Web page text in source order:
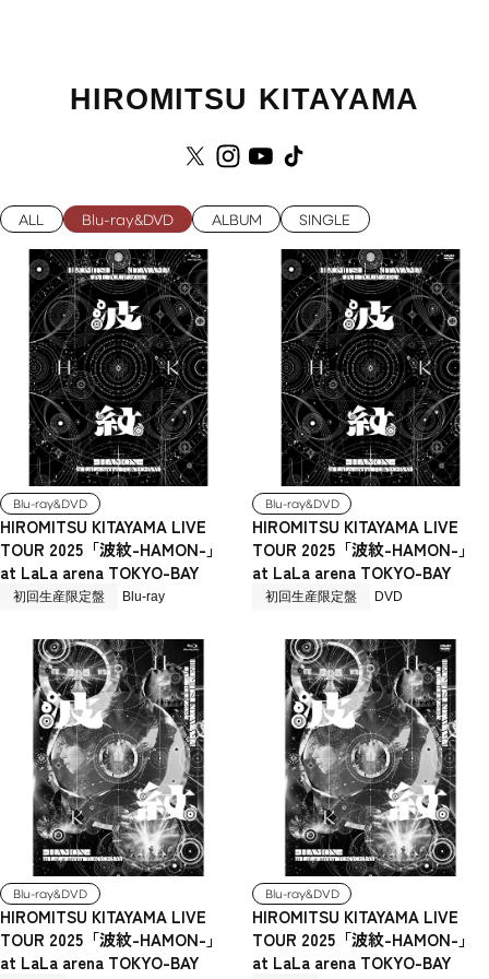
HIROMITSU KITAYAMA
ALL Blu-ray&DVD ALBUM SINGLE
Blu-ray&DVD
HIROMITSU KITAYAMA LIVE
TOUR 2025「波紋-HAMON-」
at LaLa arena TOKYO-BAY
初回生産限定盤 Blu-ray
Blu-ray&DVD
HIROMITSU KITAYAMA LIVE
TOUR 2025「波紋-HAMON-」
at LaLa arena TOKYO-BAY
初回生産限定盤 DVD
Blu-ray&DVD
HIROMITSU KITAYAMA LIVE
TOUR 2025「波紋-HAMON-」
at LaLa arena TOKYO-BAY
Blu-ray&DVD
HIROMITSU KITAYAMA LIVE
TOUR 2025「波紋-HAMON-」
at LaLa arena TOKYO-BAY